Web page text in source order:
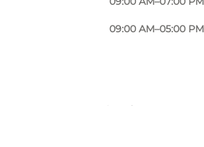
09:00 AM–05:00 PM
eget prismærke, så du
og betaler ved kassen.